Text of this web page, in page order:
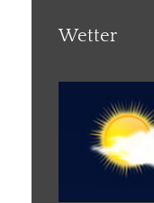
Wetter